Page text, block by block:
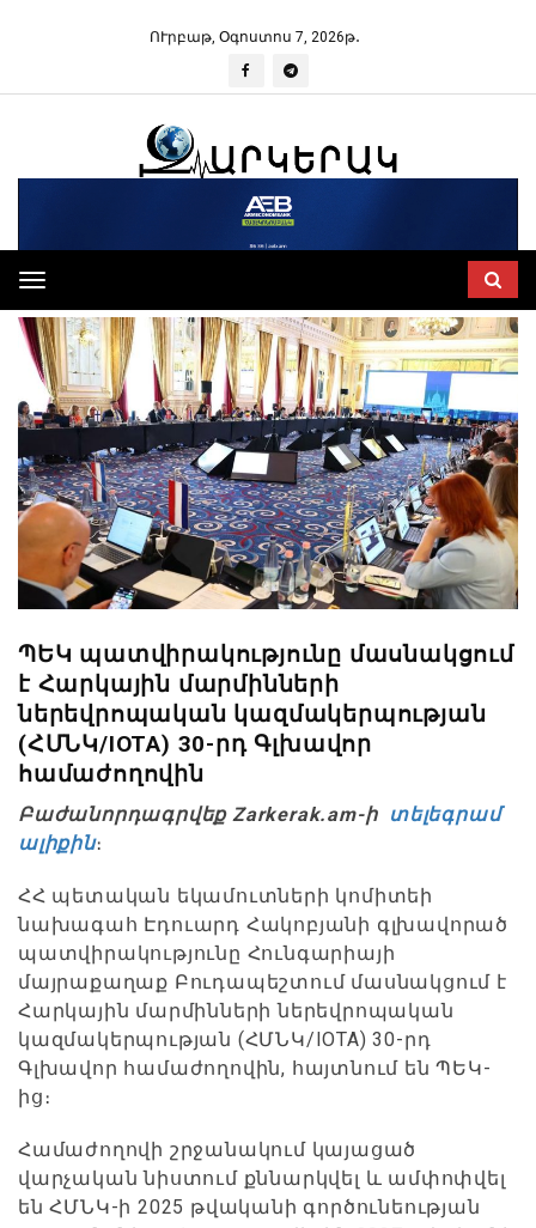
ՈՒրբաթ, Օգոստոս 7, 2026թ․
Toggle
navigation
ՊԵԿ պատվիրակությունը մասնակցում
է Հարկային մարմինների
ներեվրոպական կազմակերպության
(ՀՄՆԿ/IOTA) 30-րդ Գլխավոր
համաժողովին
Բաժանորդագրվեք Zarkerak.am-ի տելեգրամ
ալիքին։
ՀՀ պետական եկամուտների կոմիտեի
նախագահ Էդուարդ Հակոբյանի գլխավորած
պատվիրակությունը Հունգարիայի
մայրաքաղաք Բուդապեշտում մասնակցում է
Հարկային մարմինների ներեվրոպական
կազմակերպության (ՀՄՆԿ/IOTA) 30-րդ
Գլխավոր համաժողովին, հայտնում են ՊԵԿ-
ից։
Համաժողովի շրջանակում կայացած
վարչական նիստում քննարկվել և ամփոփվել
են ՀՄՆԿ-ի 2025 թվականի գործունեության